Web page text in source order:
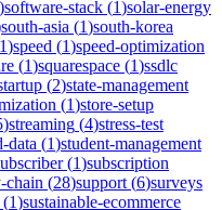
)software-stack (1)solar-energy
south-asia (1)south-korea
1)speed (1)speed-optimization
(1)squarespace (1)ssdlc
(2)state-management
(1)store-setup
)streaming (4)stress-test
data (1)student-management
(1)subscription
chain (28)support (6)surveys
(1)sustainable-ecommerce